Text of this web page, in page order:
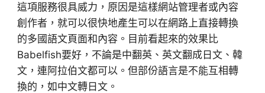
這項服務很具威力，原因是這樣網站管理者或內容
創作者，就可以很快地產生可以在網路上直接轉換
的多國語文頁面和內容。目前看起來的效果比
Babelfish要好，不論是中翻英、英文翻成日文、韓
文，連阿拉伯文都可以。但部份語言是不能互相轉
換的，如中文轉日文。